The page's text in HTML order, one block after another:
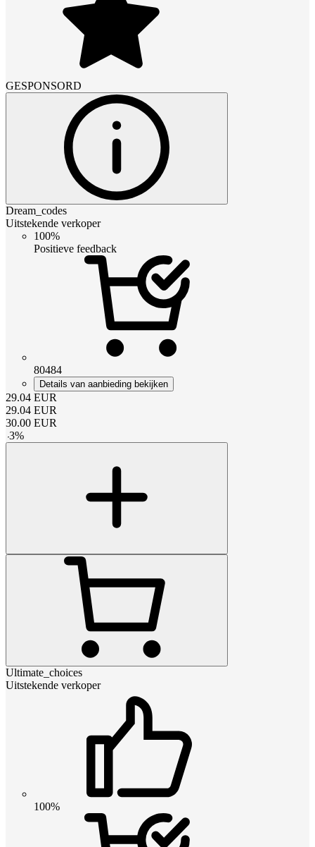
GESPONSORD
Dream_codes
Uitstekende verkoper
100%
Positieve feedback
80484
Details van aanbieding bekijken
29.04 EUR
29.04 EUR
30.00 EUR
-3%
Ultimate_choices
Uitstekende verkoper
100%